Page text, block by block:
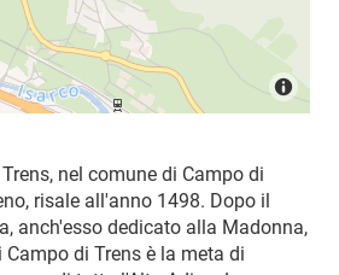
nel comune di Campo di
risale all'anno 1498. Dopo il
anch'esso dedicato alla Madonna,
di Trens è la meta di